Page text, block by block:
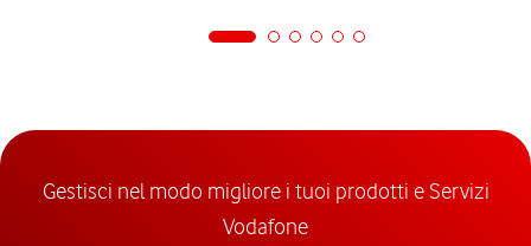
Gestisci nel modo migliore i tuoi prodotti e Servizi
Vodafone